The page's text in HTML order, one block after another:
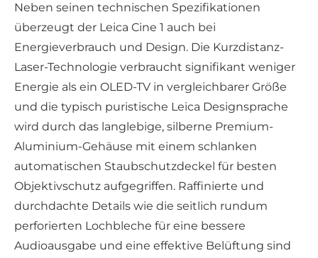
Neben seinen technischen Spezifikationen
überzeugt der Leica Cine 1 auch bei
Energieverbrauch und Design. Die Kurzdistanz-
Laser-Technologie verbraucht signifikant weniger
Energie als ein OLED-TV in vergleichbarer Größe
und die typisch puristische Leica Designsprache
wird durch das langlebige, silberne Premium-
Aluminium-Gehäuse mit einem schlanken
automatischen Staubschutzdeckel für besten
Objektivschutz aufgegriffen. Raffinierte und
durchdachte Details wie die seitlich rundum
perforierten Lochbleche für eine bessere
Audioausgabe und eine effektive Belüftung sind